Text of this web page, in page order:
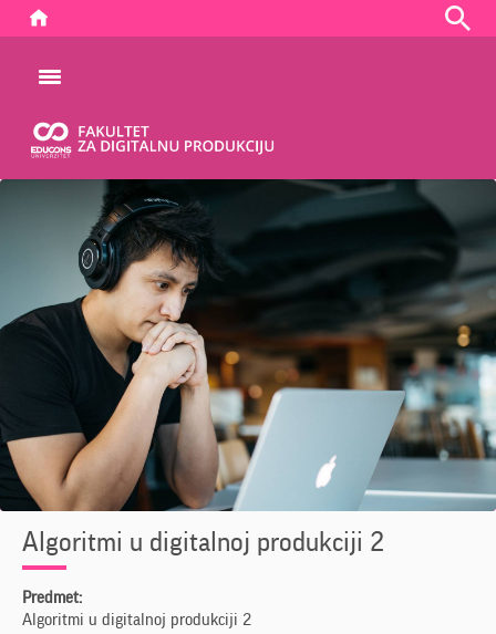
Algoritmi u digitalnoj produkciji 2
Predmet:
Algoritmi u digitalnoj produkciji 2